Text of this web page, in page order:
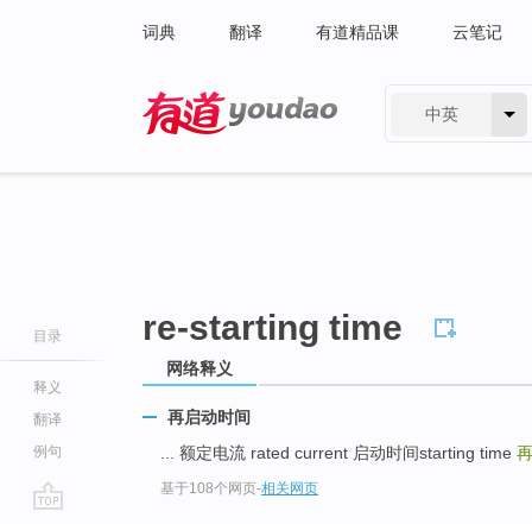
词典 翻译 有道精品课 云笔记
中英
目录
释义
翻译
例句
re-starting time
网络释义
再启动时间
... 额定电流 rated current 启动时间starting time
基于108个网页-相关网页